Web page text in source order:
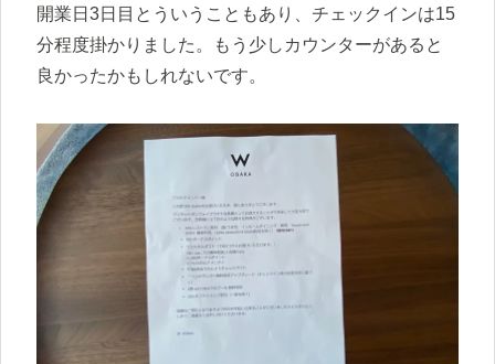
開業日3日目とういうこともあり、チェックインは15
分程度掛かりました。もう少しカウンターがあると
良かったかもしれないです。